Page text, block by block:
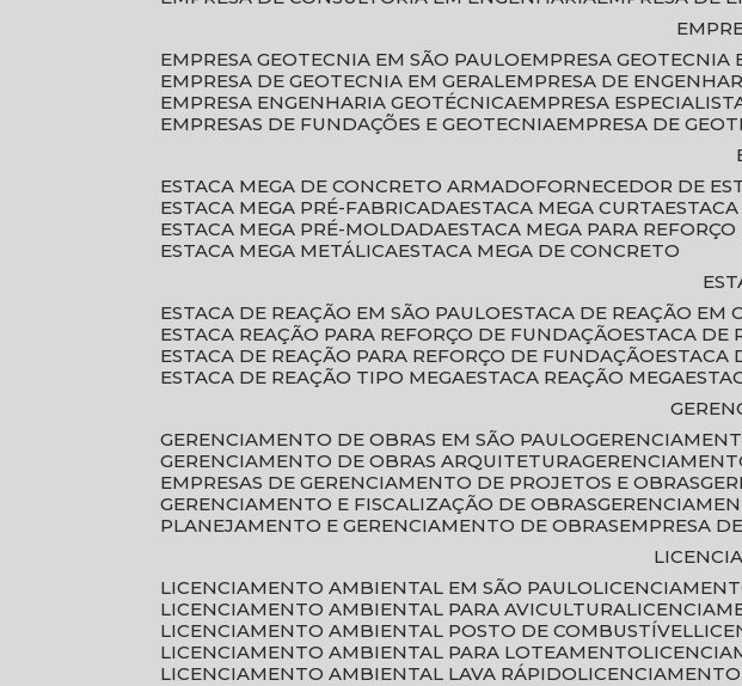
EMPRESA GEOTECNIA EM SÃO PAULO
EMPRESA
EMPRESA DE GEOTECNIA EM GERAL EMPRESA DE
EMPRESA ENGENHARIA GEOTÉCNICA EMPRESA
EMPRESAS DE FUNDAÇÕES E GEOTECNIA EMPRESA DE
ESTACA MEGA DE CONCRETO ARMADO
FORNECEDOR DE
ESTACA MEGA PRÉ-FABRICADA ESTACA MEGA CURTA
ESTACA MEGA PRÉ-MOLDADA ESTACA MEGA PARA
ESTACA MEGA METÁLICA ESTACA MEGA DE CONCRETO
ESTACA DE REAÇÃO EM SÃO PAULO
ESTACA DE REAÇÃO EM
ESTACA REAÇÃO PARA REFORÇO DE FUNDAÇÃO
ESTACA
ESTACA DE REAÇÃO PARA REFORÇO DE FUNDAÇÃO
ESTACA DE REAÇÃO TIPO MEGA ESTACA REAÇÃO MEGA
GERENCIAMENTO DE OBRAS EM SÃO PAULO
GERENCIAMENTO DE OBRAS ARQUITETURA
EMPRESAS DE GERENCIAMENTO DE PROJETOS E OBRAS
GERENCIAMENTO E FISCALIZAÇÃO DE OBRAS
PLANEJAMENTO E GERENCIAMENTO DE OBRAS
EMPRESA
LICENCIAMENTO AMBIENTAL EM SÃO PAULO
LICENCIAMENTO AMBIENTAL PARA AVICULTURA
LICENCIAMENTO AMBIENTAL POSTO DE COMBUSTÍVEL
LICENCIAMENTO AMBIENTAL PARA LOTEAMENTO
LICENCIAMENTO AMBIENTAL LAVA RÁPIDO